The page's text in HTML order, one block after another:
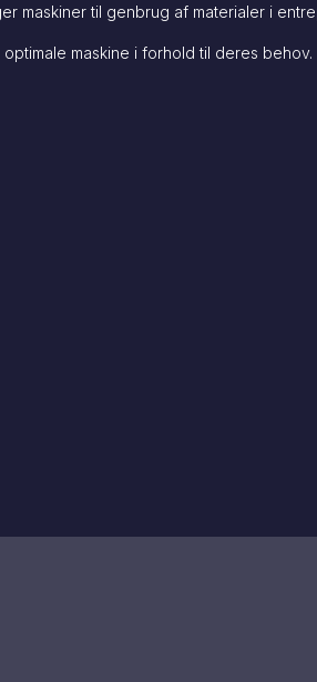
maskiner til genbrug af materialer i
maskine i forhold til deres behov.